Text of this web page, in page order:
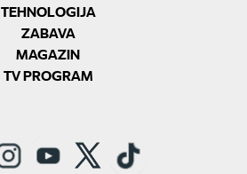
TEHNOLOGIJA
ZABAVA
MAGAZIN
TV PROGRAM